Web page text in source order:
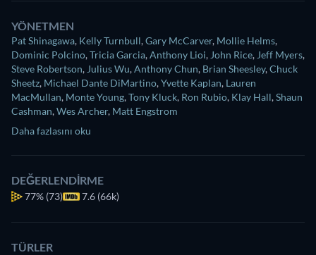
YÖNETMEN
Pat Shinagawa, Kelly Turnbull,Gary McCarver, Mollie Helms,
Dominic Polcino,Tricia Garcia,Anthony Lioi, John Rice, Jeff Myers,
Steve Robertson, Julius Wu,Anthony Chun, Brian Sheesley,Chuck
Sheetz, Michael Dante DiMartino,Yvette Kaplan, Lauren
MacMullan, Monte Young,Tony Kluck, Ron Rubio, Klay Hall,Shaun
Cashman,Wes Archer, Matt Engstrom
Daha fazlasını oku
DEĞERLENDIRME
77% (73) 7.6 (66k)
TÜRLER